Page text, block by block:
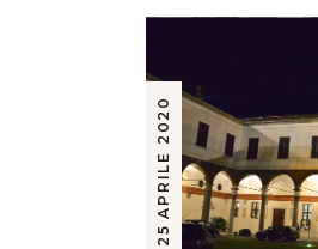
25 APRILE 2020